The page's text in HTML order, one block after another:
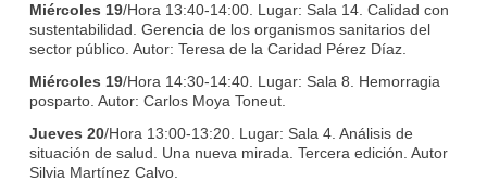
Miércoles 19/Hora 13:40-14:00. Lugar: Sala 14. Calidad con
sustentabilidad. Gerencia de los organismos sanitarios del
sector público. Autor: Teresa de la Caridad Pérez Díaz.
Miércoles 19/Hora 14:30-14:40. Lugar: Sala 8. Hemorragia
posparto. Autor: Carlos Moya Toneut.
Jueves 20/Hora 13:00-13:20. Lugar: Sala 4. Análisis de
situación de salud. Una nueva mirada. Tercera edición. Autor
Silvia Martínez Calvo.